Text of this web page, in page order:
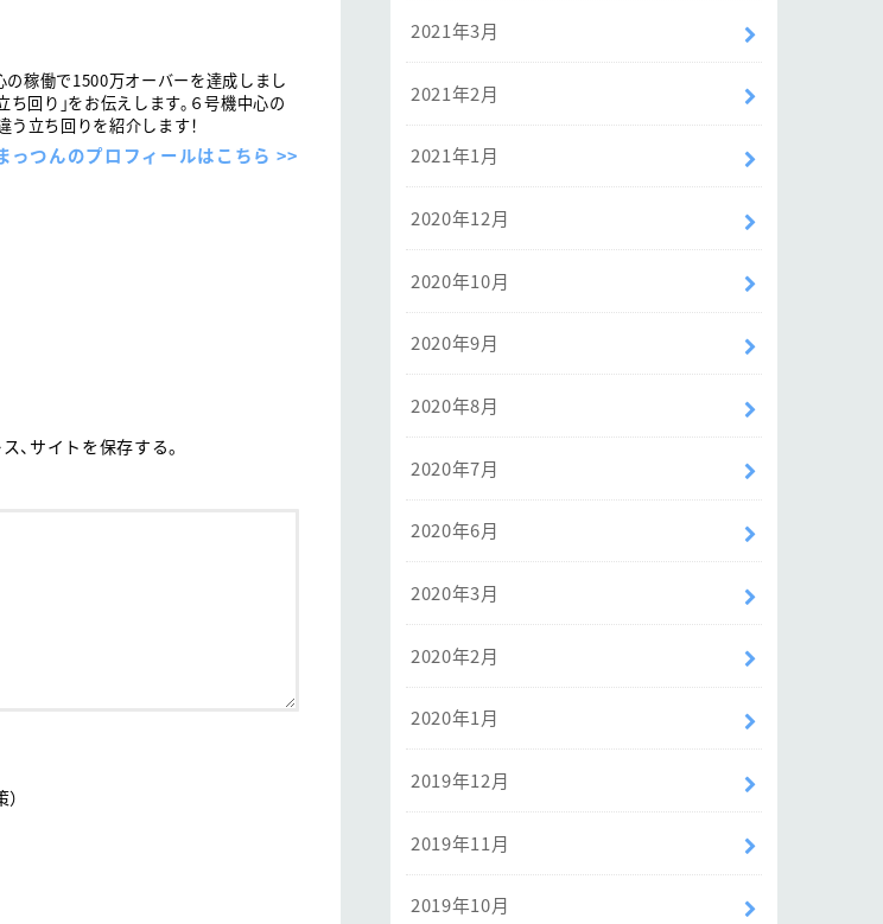
稼働で1500万オーバーを達成しまし
回り」をお伝えします。６号機中心の
立ち回りを紹介します！
っつんのプロフィールはこちら >>
サイトを保存する。
2021年3月
2021年2月
2021年1月
2020年12月
2020年10月
2020年9月
2020年8月
2020年7月
2020年6月
2020年3月
2020年2月
2020年1月
2019年12月
2019年11月
2019年10月